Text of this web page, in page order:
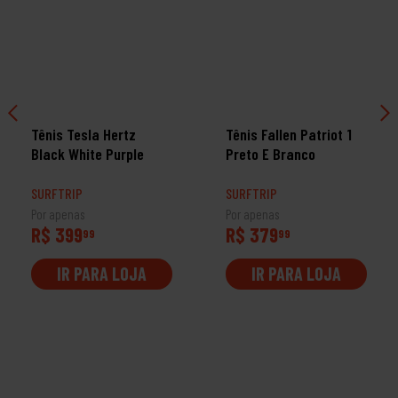
Tênis Tesla Hertz
Black White Purple
SURFTRIP
Por apenas
R$ 39999
IR PARA LOJA
Tênis Fallen Patriot 1
Preto E Branco
SURFTRIP
Por apenas
R$ 37999
IR PARA LOJA